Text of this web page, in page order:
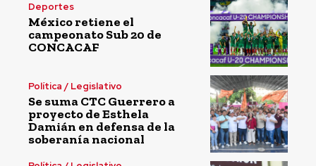
Deportes
México retiene el
campeonato Sub 20 de
CONCACAF
Política / Legislativo
Se suma CTC Guerrero a
proyecto de Esthela
Damián en defensa de la
soberanía nacional